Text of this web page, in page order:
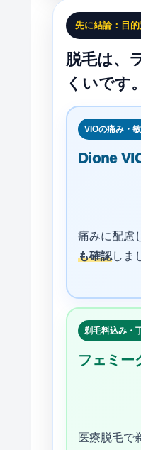
先に結論：目
脱毛は、
くいです。
VIOの痛み・
Dione
痛みに配慮
も確認しま
剃毛料込み・
フェミー
医療脱毛で